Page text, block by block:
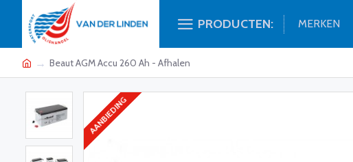
PRODUCTEN: MERKEN
Beaut AGM Accu 260 Ah - Afhalen
AANBIEDING